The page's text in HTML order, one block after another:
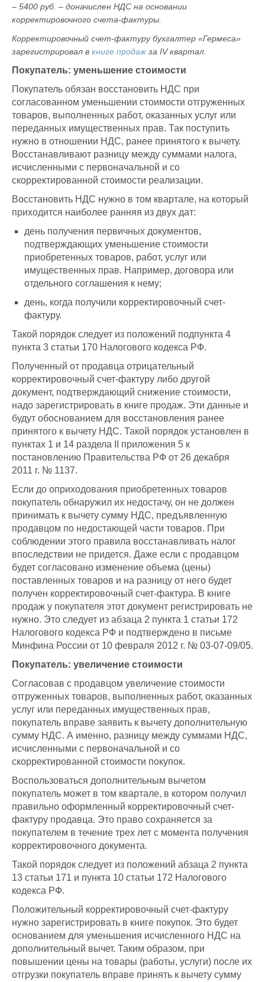
– 5400 руб. – доначислен НДС на основании
корректировочного счета-фактуры.
Корректировочный счет-фактуру бухгалтер «Гермеса»
зарегистрировал в книге продаж за IV квартал.
Покупатель: уменьшение стоимости
Покупатель обязан восстановить НДС при
согласованном уменьшении стоимости отгруженных
товаров, выполненных работ, оказанных услуг или
переданных имущественных прав. Так поступить
нужно в отношении НДС, ранее принятого к вычету.
Восстанавливают разницу между суммами налога,
исчисленными с первоначальной и со
скорректированной стоимости реализации.
Восстановить НДС нужно в том квартале, на который
приходится наиболее ранняя из двух дат:
день получения первичных документов,
подтверждающих уменьшение стоимости
приобретенных товаров, работ, услуг или
имущественных прав. Например, договора или
отдельного соглашения к нему;
день, когда получили корректировочный счет-
фактуру.
Такой порядок следует из положений подпункта 4
пункта 3 статьи 170 Налогового кодекса РФ.
Полученный от продавца отрицательный
корректировочный счет-фактуру либо другой
документ, подтверждающий снижение стоимости,
надо зарегистрировать в книге продаж. Эти данные и
будут обоснованием для восстановления ранее
принятого к вычету НДС. Такой порядок установлен в
пунктах 1 и 14 раздела II приложения 5 к
постановлению Правительства РФ от 26 декабря
2011 г. № 1137.
Если до оприходования приобретенных товаров
покупатель обнаружил их недостачу, он не должен
принимать к вычету сумму НДС, предъявленную
продавцом по недостающей части товаров. При
соблюдении этого правила восстанавливать налог
впоследствии не придется. Даже если с продавцом
будет согласовано изменение объема (цены)
поставленных товаров и на разницу от него будет
получен корректировочный счет-фактура. В книге
продаж у покупателя этот документ регистрировать не
нужно. Это следует из абзаца 2 пункта 1 статьи 172
Налогового кодекса РФ и подтверждено в письме
Минфина России от 10 февраля 2012 г. № 03-07-09/05.
Покупатель: увеличение стоимости
Согласовав с продавцом увеличение стоимости
отгруженных товаров, выполненных работ, оказанных
услуг или переданных имущественных прав,
покупатель вправе заявить к вычету дополнительную
сумму НДС. А именно, разницу между суммами НДС,
исчисленными с первоначальной и со
скорректированной стоимости покупок.
Воспользоваться дополнительным вычетом
покупатель может в том квартале, в котором получил
правильно оформленный корректировочный счет-
фактуру продавца. Это право сохраняется за
покупателем в течение трех лет с момента получения
корректировочного документа.
Такой порядок следует из положений абзаца 2 пункта
13 статьи 171 и пункта 10 статьи 172 Налогового
кодекса РФ.
Положительный корректировочный счет-фактуру
нужно зарегистрировать в книге покупок. Это будет
основанием для уменьшения исчисленного НДС на
дополнительный вычет. Таким образом, при
повышении цены на товары (работы, услуги) после их
отгрузки покупатель вправе принять к вычету сумму